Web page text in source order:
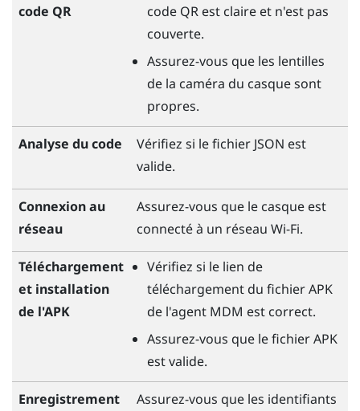
code QR
code QR est claire et n'est pas
couverte.
Assurez-vous que les lentilles
de la caméra du casque sont
propres.
Analyse du code
Vérifiez si le fichier JSON est
valide.
Connexion au
réseau
Assurez-vous que le casque est
connecté à un réseau Wi-Fi.
Téléchargement
et installation
de l'APK
Vérifiez si le lien de
téléchargement du fichier APK
de l'agent MDM est correct.
Assurez-vous que le fichier APK
est valide.
Enregistrement
Assurez-vous que les identifiants